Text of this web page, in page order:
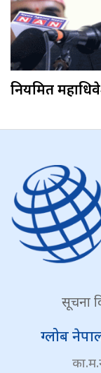
नियमित
सूचना
ग्लोब